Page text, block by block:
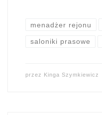
menadżer rejonu
saloniki prasowe
przez Kinga Szymkiewicz